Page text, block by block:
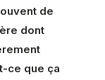
de
dont
ce que ça